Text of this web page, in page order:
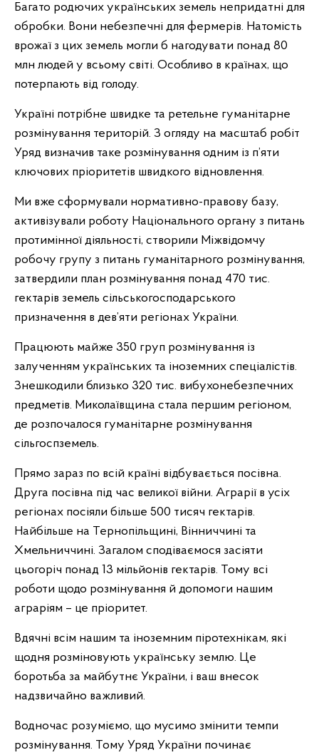
Багато родючих українських земель непридатні для
обробки. Вони небезпечні для фермерів. Натомість
врожаї з цих земель могли б нагодувати понад 80
млн людей у всьому світі. Особливо в країнах, що
потерпають від голоду.
Україні потрібне швидке та ретельне гуманітарне
розмінування територій. З огляду на масштаб робіт
Уряд визначив таке розмінування одним із п’яти
ключових пріоритетів швидкого відновлення.
Ми вже сформували нормативно-правову базу,
активізували роботу Національного органу з питань
протимінної діяльності, створили Міжвідомчу
робочу групу з питань гуманітарного розмінування,
затвердили план розмінування понад 470 тис.
гектарів земель сільськогосподарського
призначення в дев’яти регіонах України.
Працюють майже 350 груп розмінування із
залученням українських та іноземних спеціалістів.
Знешкодили близько 320 тис. вибухонебезпечних
предметів. Миколаївщина стала першим регіоном,
де розпочалося гуманітарне розмінування
сільгоспземель.
Прямо зараз по всій країні відбувається посівна.
Друга посівна під час великої війни. Аграрії в усіх
регіонах посіяли більше 500 тисяч гектарів.
Найбільше на Тернопільщині, Вінниччині та
Хмельниччині. Загалом сподіваємося засіяти
цьогоріч понад 13 мільйонів гектарів. Тому всі
роботи щодо розмінування й допомоги нашим
аграріям – це пріоритет.
Вдячні всім нашим та іноземним піротехнікам, які
щодня розміновують українську землю. Це
боротьба за майбутнє України, і ваш внесок
надзвичайно важливий.
Водночас розуміємо, що мусимо змінити темпи
розмінування. Тому Уряд України починає